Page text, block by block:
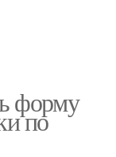
форму
по